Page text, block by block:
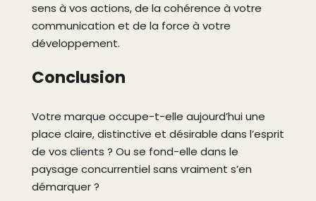
sens à vos actions, de la cohérence à votre
communication et de la force à votre
développement.
Conclusion
Votre marque occupe-t-elle aujourd’hui une
place claire, distinctive et désirable dans l’esprit
de vos clients ? Ou se fond-elle dans le
paysage concurrentiel sans vraiment s’en
démarquer ?